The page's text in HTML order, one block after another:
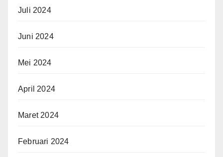
Juli 2024
Juni 2024
Mei 2024
April 2024
Maret 2024
Februari 2024